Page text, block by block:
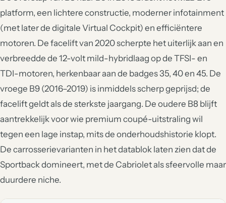
platform, een lichtere constructie, moderner infotainment
(met later de digitale Virtual Cockpit) en efficiëntere
motoren. De facelift van 2020 scherpte het uiterlijk aan en
verbreedde de 12-volt mild-hybridlaag op de TFSI- en
TDI-motoren, herkenbaar aan de badges 35, 40 en 45. De
vroege B9 (2016–2019) is inmiddels scherp geprijsd; de
facelift geldt als de sterkste jaargang. De oudere B8 blijft
aantrekkelijk voor wie premium coupé-uitstraling wil
tegen een lage instap, mits de onderhoudshistorie klopt.
De carrosserievarianten in het datablok laten zien dat de
Sportback domineert, met de Cabriolet als sfeervolle maar
duurdere niche.